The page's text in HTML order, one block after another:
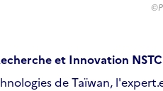
et Innovation NSTC
de Taïwan,